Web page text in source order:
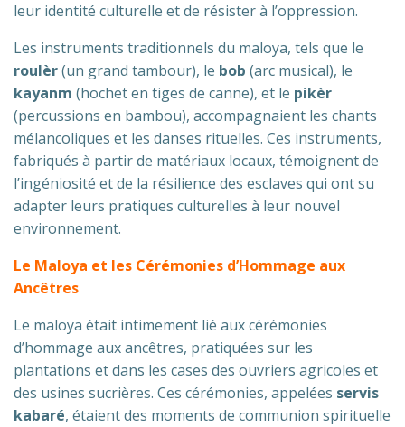
leur identité culturelle et de résister à l’oppression.
Les instruments traditionnels du maloya, tels que le
roulèr(un grand tambour), le bob (arc musical), le
kayanm (hochet en tiges de canne), et le pikèr
(percussions en bambou), accompagnaient les chants
mélancoliques et les danses rituelles. Ces instruments,
fabriqués à partir de matériaux locaux, témoignent de
l’ingéniosité et de la résilience des esclaves qui ont su
adapter leurs pratiques culturelles à leur nouvel
environnement.
Le Maloya et les Cérémonies d’Hommage aux
Ancêtres
Le maloya était intimement lié aux cérémonies
d’hommage aux ancêtres, pratiquées sur les
plantations et dans les cases des ouvriers agricoles et
des usines sucrières. Ces cérémonies, appelées servis
kabaré, étaient des moments de communion spirituelle